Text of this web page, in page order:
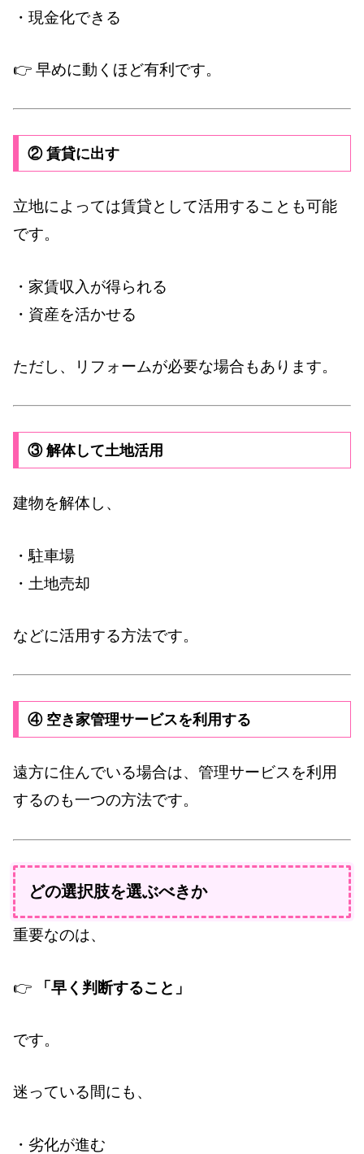
・現金化できる
👉 早めに動くほど有利です。
② 賃貸に出す
立地によっては賃貸として活用することも可能
です。
・家賃収入が得られる
・資産を活かせる
ただし、リフォームが必要な場合もあります。
③ 解体して土地活用
建物を解体し、
・駐車場
・土地売却
などに活用する方法です。
④ 空き家管理サービスを利用する
遠方に住んでいる場合は、管理サービスを利用
するのも一つの方法です。
どの選択肢を選ぶべきか
重要なのは、
👉 「早く判断すること」
です。
迷っている間にも、
・劣化が進む